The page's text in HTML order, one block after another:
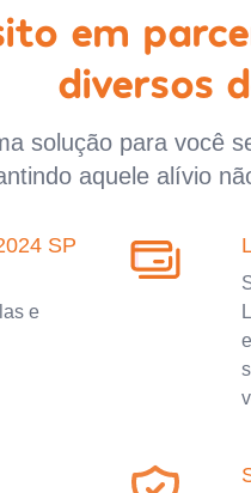
em
diversos
solução para você
aquele alívio
SP
e